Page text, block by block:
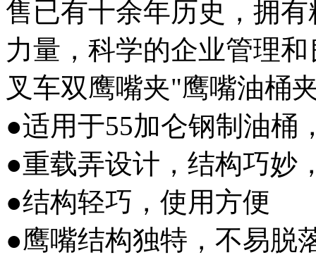
售已有十余年历史，拥
力量，科学的企业管理
叉车双鹰嘴夹"鹰嘴油桶
●适用于55加仑钢制油桶
●重载弄设计，结构巧妙
●结构轻巧，使用方便
●鹰嘴结构独特，不易